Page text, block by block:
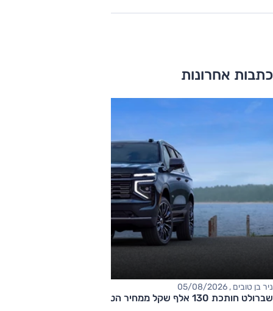
כתבות אחרונות
ניר בן טובים , 05/08/2026
שברולט חותכת 130 אלף שקל ממחיר הטאהו